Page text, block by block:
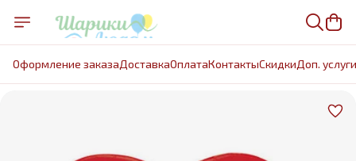
Оформление заказаДоставкаОплатаКонтактыCкидкиДоп. услуги